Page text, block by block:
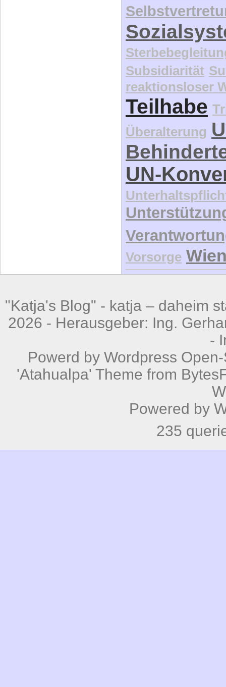
Subsidiarität
reaktionsloser
Teilhabe
Überalterung
UN-
Vorsorge
"Katja's Blog" - katja – daheim
2026 - Herausgeber: Ing.
-
Powerd by Wordpress
'Atahualpa' Theme from
Powered by
235